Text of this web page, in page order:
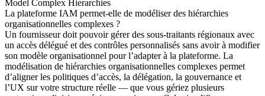
Model Complex Hierarchies
La plateforme IAM permet-elle de modéliser des hiérarchies
organisationnelles complexes ?
Un fournisseur doit pouvoir gérer des sous-traitants régionaux avec
un accès délégué et des contrôles personnalisés sans avoir à modifier
son modèle organisationnel pour l’adapter à la plateforme. La
modélisation de hiérarchies organisationnelles complexes permet
d’aligner les politiques d’accès, la délégation, la gouvernance et
l’UX sur votre structure réelle — que vous gériez plusieurs